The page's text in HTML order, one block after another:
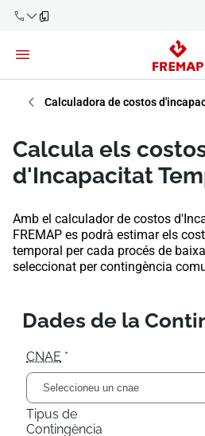
900 61 00
61
+34 91
919 61 61
900 61 00
61
Empreses
Treballadors
Proveïdors
Calculadora de costos
Calcula els
d'Incapacitat
Amb el calculador de costos
FREMAP es podrà estimar els
temporal per cada procés de
seleccionat per contingència